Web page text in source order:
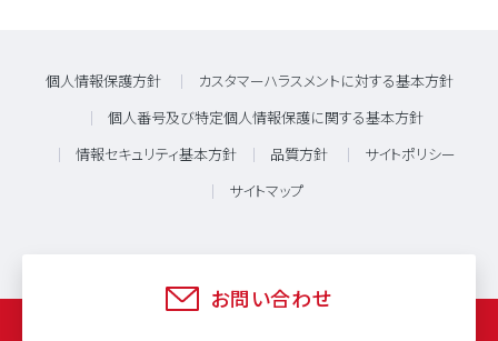
個人情報保護方針 カスタマーハラスメントに対する基本方針
個人番号及び特定個人情報保護に関する基本方針
情報セキュリティ基本方針 品質方針 サイトポリシー
サイトマップ
お問い合わせ